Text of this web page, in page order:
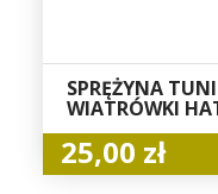
SPRĘŻYNA
WIATRÓWKI
25,00 zł